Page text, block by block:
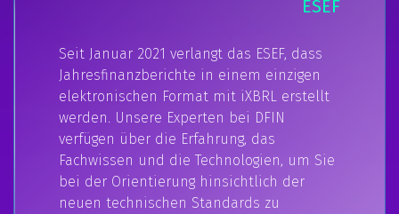
ESEF
Seit Januar 2021 verlangt das ESEF, dass
Jahresfinanzberichte in einem einzigen
elektronischen Format mit iXBRL erstellt
werden. Unsere Experten bei DFIN
verfügen über die Erfahrung, das
Fachwissen und die Technologien, um Sie
bei der Orientierung hinsichtlich der
neuen technischen Standards zu